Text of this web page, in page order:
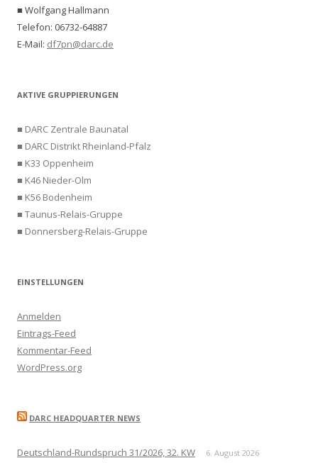
■ Wolfgang Hallmann
Telefon: 06732-64887
E-Mail: df7pn@darc.de
AKTIVE GRUPPIERUNGEN
■ DARC Zentrale Baunatal
■ DARC Distrikt Rheinland-Pfalz
■ K33 Oppenheim
■ K46 Nieder-Olm
■ K56 Bodenheim
■ Taunus-Relais-Gruppe
■ Donnersberg-Relais-Gruppe
EINSTELLUNGEN
Anmelden
Eintrags-Feed
Kommentar-Feed
WordPress.org
DARC HEADQUARTER NEWS
Deutschland-Rundspruch 31/2026, 32. KW 6. August 2026